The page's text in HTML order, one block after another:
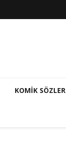
KOMIK SÖZLER